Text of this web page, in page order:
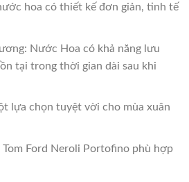
hoa có thiết kế đơn giản, tinh tế
Nước Hoa có khả năng lưu
tại trong thời gian dài sau khi
lựa chọn tuyệt vời cho mùa xuân
Ford Neroli Portofino phù hợp